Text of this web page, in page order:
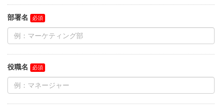
部署名
役職名